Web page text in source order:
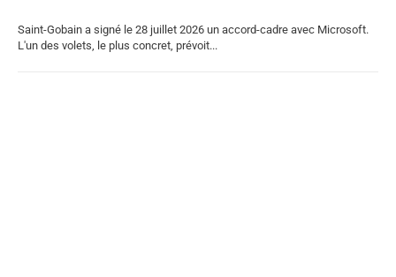
Saint-Gobain a signé le 28 juillet 2026 un accord-cadre avec Microsoft.
L'un des volets, le plus concret, prévoit...